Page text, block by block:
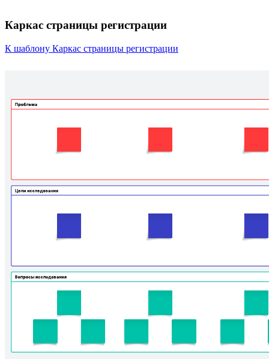
Каркас страницы регистрации
К шаблону Каркас страницы регистрации